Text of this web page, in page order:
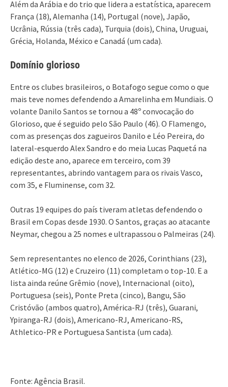
Além da Arábia e do trio que lidera a estatística, aparecem
França (18), Alemanha (14), Portugal (nove), Japão,
Ucrânia, Rússia (três cada), Turquia (dois), China, Uruguai,
Grécia, Holanda, México e Canadá (um cada).
Domínio glorioso
Entre os clubes brasileiros, o Botafogo segue como o que
mais teve nomes defendendo a Amarelinha em Mundiais. O
volante Danilo Santos se tornou a 48º convocação do
Glorioso, que é seguido pelo São Paulo (46). O Flamengo,
com as presenças dos zagueiros Danilo e Léo Pereira, do
lateral-esquerdo Alex Sandro e do meia Lucas Paquetá na
edição deste ano, aparece em terceiro, com 39
representantes, abrindo vantagem para os rivais Vasco,
com 35, e Fluminense, com 32.
Outras 19 equipes do país tiveram atletas defendendo o
Brasil em Copas desde 1930. O Santos, graças ao atacante
Neymar, chegou a 25 nomes e ultrapassou o Palmeiras (24).
Sem representantes no elenco de 2026, Corinthians (23),
Atlético-MG (12) e Cruzeiro (11) completam o top-10. E a
lista ainda reúne Grêmio (nove), Internacional (oito),
Portuguesa (seis), Ponte Preta (cinco), Bangu, São
Cristóvão (ambos quatro), América-RJ (três), Guarani,
Ypiranga-RJ (dois), Americano-RJ, Americano-RS,
Athletico-PR e Portuguesa Santista (um cada).
Fonte: Agência Brasil.